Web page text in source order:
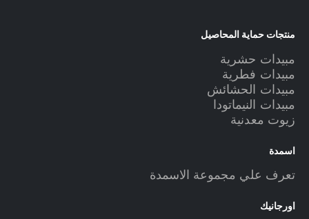
منتجات حماية المحاصيل
مبيدات حشرية
مبيدات فطرية
مبيدات الحشائش
مبيدات النيماتودا
زيوت معدنية
اسمدة
تعرف علي مجموعة الاسمدة
اورجانيك